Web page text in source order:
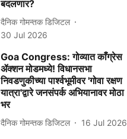
बदलणार?
दैनिक गोमन्तक डिजिटल
30 Jul 2026
Goa Congress: गोव्यात काँग्रेस
ॲक्शन मोडमध्ये! विधानसभा
निवडणुकीच्या पार्श्वभूमीवर 'गोवा रक्षण
यात्रा'द्वारे जनसंपर्क अभियानावर मोठा
भर
दैनिक गोमन्तक डिजिटल 16 Jul 2026